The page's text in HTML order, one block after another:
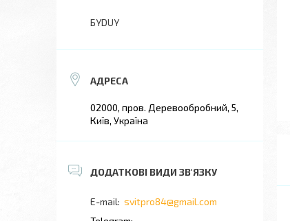
БYDUY
02000, пров. Деревообробний, 5,
Київ, Україна
svitpro84@gmail.com